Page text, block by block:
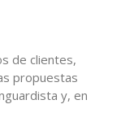
de clientes,
propuestas
y, en